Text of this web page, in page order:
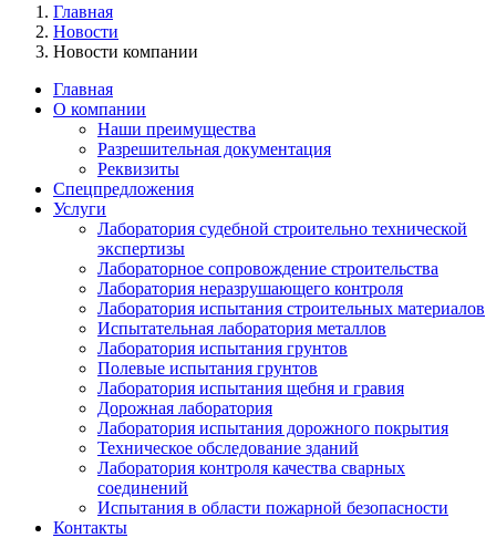
Главная
Новости
Новости компании
Главная
О компании
Наши преимущества
Разрешительная документация
Реквизиты
Спецпредложения
Услуги
Лаборатория судебной строительно технической
экспертизы
Лабораторное сопровождение строительства
Лаборатория неразрушающего контроля
Лаборатория испытания строительных материалов
Испытательная лаборатория металлов
Лаборатория испытания грунтов
Полевые испытания грунтов
Лаборатория испытания щебня и гравия
Дорожная лаборатория
Лаборатория испытания дорожного покрытия
Техническое обследование зданий
Лаборатория контроля качества сварных
соединений
Испытания в области пожарной безопасности
Контакты